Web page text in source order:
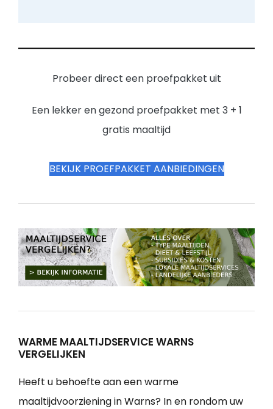
Probeer direct een proefpakket uit
Een lekker en gezond proefpakket met 3 + 1
gratis maaltijd
BEKIJK PROEFPAKKET AANBIEDINGEN
WARME MAALTIJDSERVICE WARNS
VERGELIJKEN
Heeft u behoefte aan een warme
maaltijdvoorziening in Warns? In en rondom uw